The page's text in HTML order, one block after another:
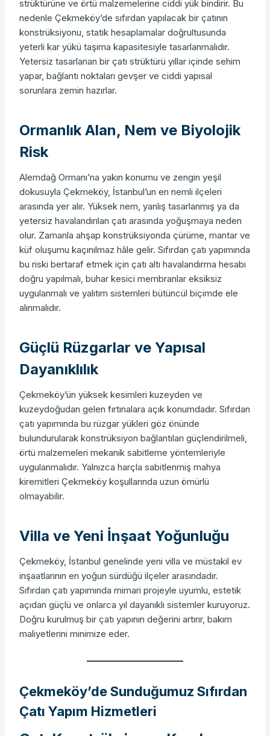
strüktürüne ve örtü malzemelerine ciddi yük bindirir. Bu
nedenle Çekmeköy’de sıfırdan yapılacak bir çatının
konstrüksiyonu, statik hesaplamalar doğrultusunda
yeterli kar yükü taşıma kapasitesiyle tasarlanmalıdır.
Yetersiz tasarlanan bir çatı strüktürü yıllar içinde sehim
yapar, bağlantı noktaları gevşer ve ciddi yapısal
sorunlara zemin hazırlar.
Ormanlık Alan, Nem ve Biyolojik
Risk
Alemdağ Ormanı’na yakın konumu ve zengin yeşil
dokusuyla Çekmeköy, İstanbul’un en nemli ilçeleri
arasında yer alır. Yüksek nem, yanlış tasarlanmış ya da
yetersiz havalandırılan çatı arasında yoğuşmaya neden
olur. Zamanla ahşap konstrüksiyonda çürüme, mantar ve
küf oluşumu kaçınılmaz hâle gelir. Sıfırdan çatı yapımında
bu riski bertaraf etmek için çatı altı havalandırma hesabı
doğru yapılmalı, buhar kesici membranlar eksiksiz
uygulanmalı ve yalıtım sistemleri bütüncül biçimde ele
alınmalıdır.
Güçlü Rüzgarlar ve Yapısal
Dayanıklılık
Çekmeköy’ün yüksek kesimleri kuzeyden ve
kuzeydoğudan gelen fırtınalara açık konumdadır. Sıfırdan
çatı yapımında bu rüzgar yükleri göz önünde
bulundurularak konstrüksiyon bağlantıları güçlendirilmeli,
örtü malzemeleri mekanik sabitleme yöntemleriyle
uygulanmalıdır. Yalnızca harçla sabitlenmiş mahya
kiremitleri Çekmeköy koşullarında uzun ömürlü
olmayabilir.
Villa ve Yeni İnşaat Yoğunluğu
Çekmeköy, İstanbul genelinde yeni villa ve müstakil ev
inşaatlarının en yoğun sürdüğü ilçeler arasındadır.
Sıfırdan çatı yapımında mimari projeyle uyumlu, estetik
açıdan güçlü ve onlarca yıl dayanıklı sistemler kuruyoruz.
Doğru kurulmuş bir çatı yapının değerini artırır, bakım
maliyetlerini minimize eder.
Çekmeköy’de Sunduğumuz Sıfırdan
Çatı Yapım Hizmetleri